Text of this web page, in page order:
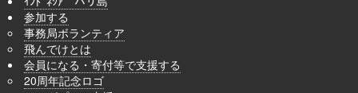
参加する
事務局ボランティア
飛んでけとは
会員になる・寄付等で支援する
20周年記念ロゴ